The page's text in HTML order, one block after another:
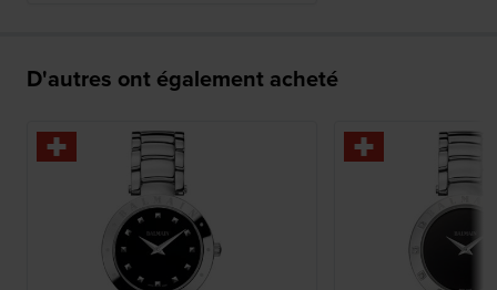
D'autres ont également acheté